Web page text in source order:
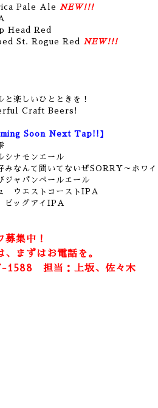
Pale Ale
NEW!!!
Head Red
St. Rogue Red
NEW!!!
楽しいひとときを！
Craft Beers!
Soon Next Tap!!】
シナモンエール
みなんて聞いてないぜSORRY～ホワ
ャパンペールエール
ウエストコーストIPA
ビッグアイIPA
集中！
まずはお電話を。
担当：上坂、佐々木